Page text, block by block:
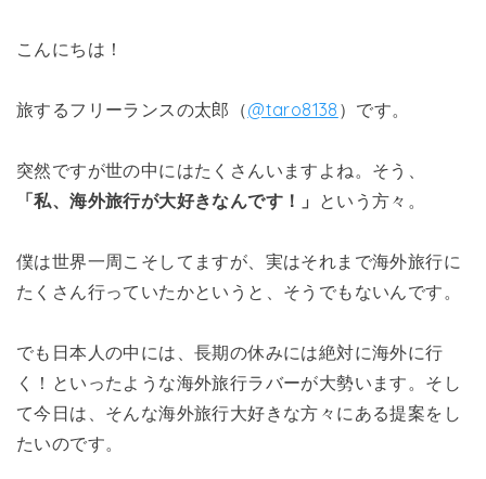
こんにちは！
旅するフリーランスの太郎（@taro8138 ）です。
突然ですが世の中にはたくさんいますよね。そう、
「私、海外旅行が大好きなんです！」 という方々。
僕は世界一周こそしてますが、実はそれまで海外旅行に
たくさん行っていたかというと、そうでもないんです。
でも日本人の中には、長期の休みには絶対に海外に行
く！といったような海外旅行ラバーが大勢います。そし
て今日は、そんな海外旅行大好きな方々にある提案をし
たいのです。